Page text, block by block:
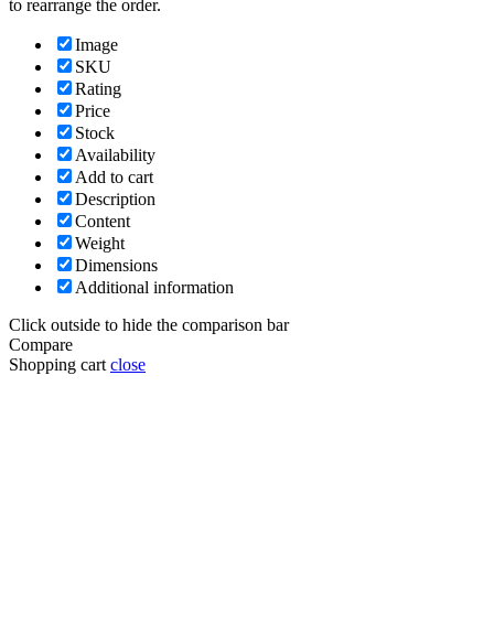
to rearrange the order.
Image
SKU
Rating
Price
Stock
Availability
Add to cart
Description
Content
Weight
Dimensions
Additional information
Click outside to hide the comparison bar
Compare
Shopping cart close